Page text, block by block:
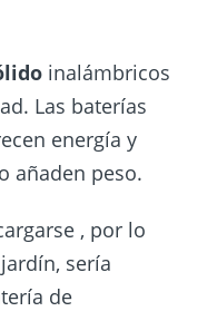
inalámbricos
Las baterías
energía y
añaden peso.
, por lo
sería
de